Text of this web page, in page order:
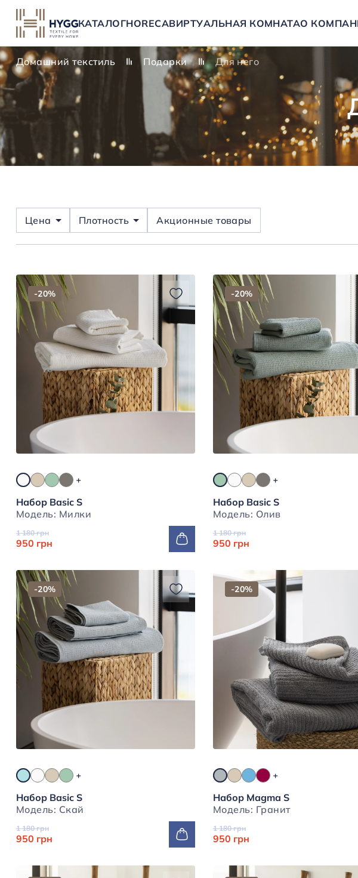
КАТАЛОГHORECAВИРТУАЛЬНАЯ КОМНАТАО
Домашний текстиль Подарки Для него
Цена Плотность Акционные товары
-20%
Набор Basic S
Модель: Милки
1 180 грн
950 грн
-20%
Набор Basic S
Модель: Олив
1 180 грн
950 грн
-20%
Набор Basic S
Модель: Скай
1 180 грн
950 грн
-20%
Набор Magma S
Модель: Гранит
1 180 грн
950 грн